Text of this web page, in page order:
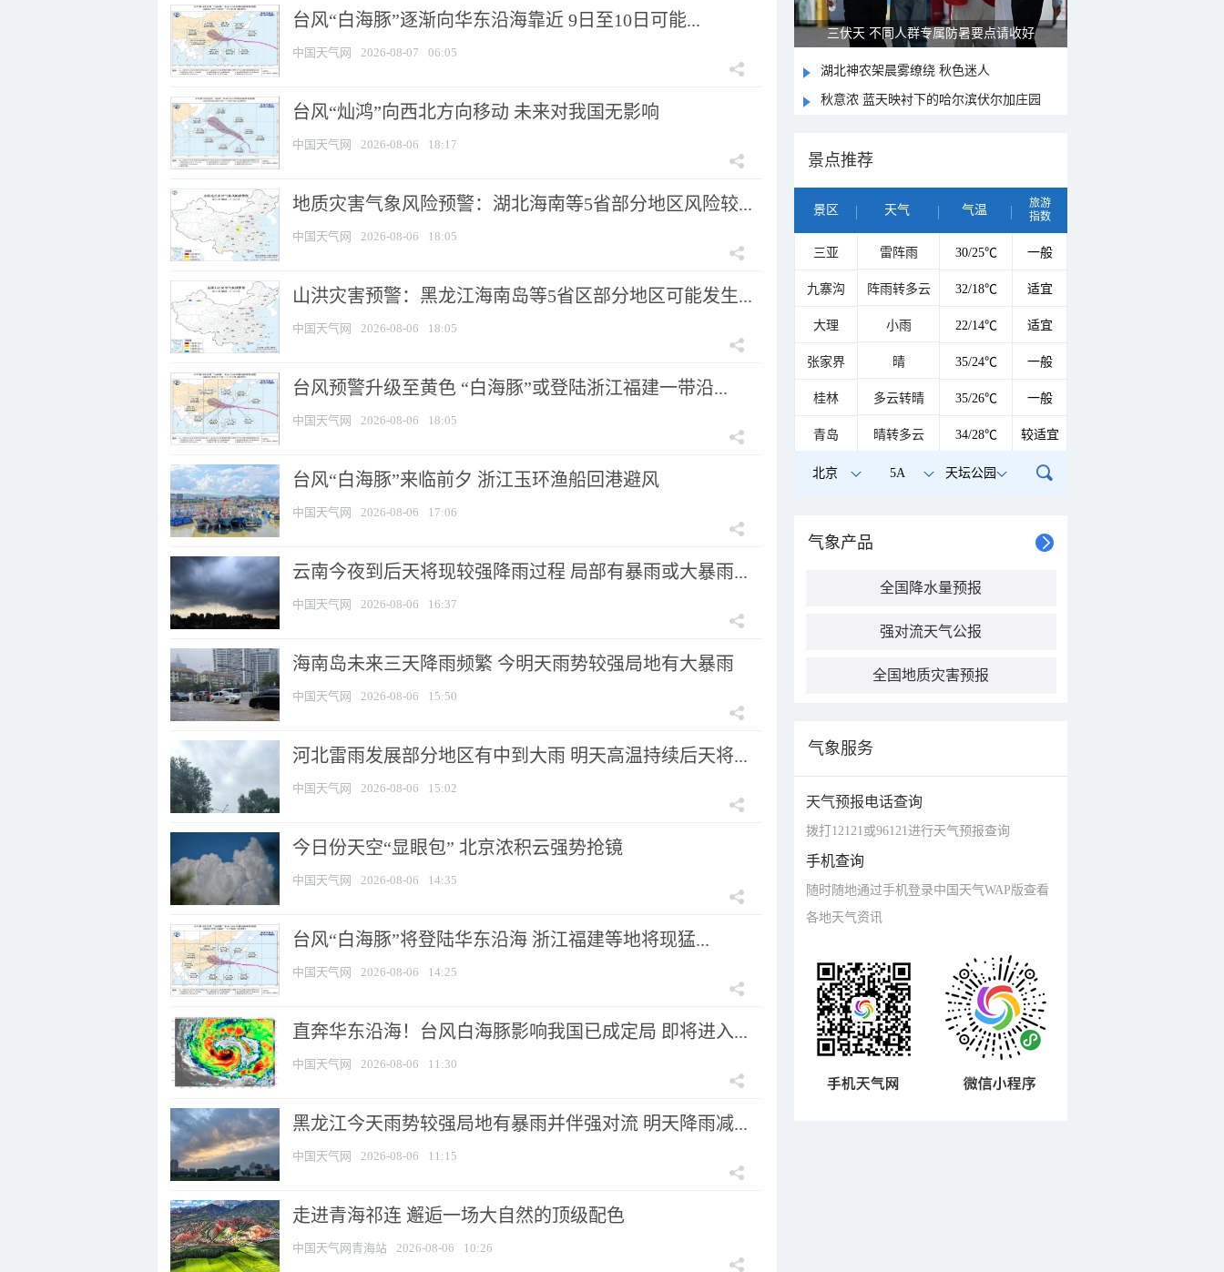
台风“白海豚”逐渐向华东沿海靠近 9日至10日可能...
中国天气网 2026-08-07 06:05
台风“灿鸿”向西北方向移动 未来对我国无影响
中国天气网 2026-08-06 18:17
地质灾害气象风险预警：湖北海南等5省部分地区风险较...
中国天气网 2026-08-06 18:05
山洪灾害预警：黑龙江海南岛等5省区部分地区可能发生...
中国天气网 2026-08-06 18:05
台风预警升级至黄色 “白海豚”或登陆浙江福建一带沿...
中国天气网 2026-08-06 18:05
台风“白海豚”来临前夕 浙江玉环渔船回港避风
中国天气网 2026-08-06 17:06
云南今夜到后天将现较强降雨过程 局部有暴雨或大暴雨...
中国天气网 2026-08-06 16:37
海南岛未来三天降雨频繁 今明天雨势较强局地有大暴雨
中国天气网 2026-08-06 15:50
河北雷雨发展部分地区有中到大雨 明天高温持续后天将...
中国天气网 2026-08-06 15:02
今日份天空“显眼包” 北京浓积云强势抢镜
中国天气网 2026-08-06 14:35
台风“白海豚”将登陆华东沿海 浙江福建等地将现猛...
中国天气网 2026-08-06 14:25
直奔华东沿海！台风白海豚影响我国已成定局 即将进入...
中国天气网 2026-08-06 11:30
黑龙江今天雨势较强局地有暴雨并伴强对流 明天降雨减...
中国天气网 2026-08-06 11:15
走进青海祁连 邂逅一场大自然的顶级配色
中国天气网青海站 2026-08-06 10:26
三伏天 不同人群专属防暑要点请收好
湖北神农架晨雾缭绕 秋色迷人
秋意浓 蓝天映衬下的哈尔滨伏尔加庄园
景点推荐
景区 天气 气温
旅游
指数
三亚 雷阵雨 30/25℃ 一般
九寨沟 阵雨转多云 32/18℃ 适宜
大理 小雨 22/14℃ 适宜
张家界 晴 35/24℃ 一般
桂林 多云转晴 35/26℃ 一般
青岛 晴转多云 34/28℃ 较适宜
北京 5A 天坛公园
气象产品
全国降水量预报
强对流天气公报
全国地质灾害预报
气象服务
天气预报电话查询
拨打12121或96121进行天气预报查询
手机查询
随时随地通过手机登录中国天气WAP版查看
各地天气资讯